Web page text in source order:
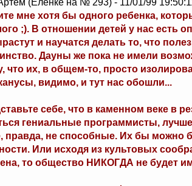
(Еленке на № 293) - 11/01/99
мне хотя бы одного ребенка,
;). В отношении детей у нас есть
и научатся делать то, что
Дауны же пока не имели
что их, в общем-то, просто
видимо, и тут нас обошли...
себе, что в каменном веке в
гениальные программисты,
правда, не способные. Их бы можно
Или исходя из культовых
то общество НИКОГДА не будет